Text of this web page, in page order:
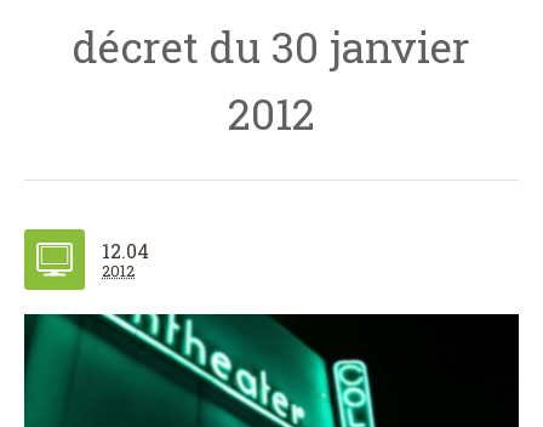
décret du 30 janvier
2012
12.04
2012